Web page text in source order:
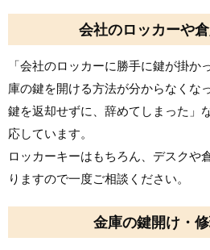
会社のロッカーや
「会社のロッカーに勝手に鍵が掛か
庫の鍵を開ける方法が分からなくな
鍵を返却せずに、辞めてしまった」
応しています。
ロッカーキーはもちろん、デスクや
りますので一度ご相談ください。
金庫の鍵開け・